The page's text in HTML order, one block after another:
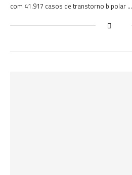
com 41.917 casos de transtorno bipolar …